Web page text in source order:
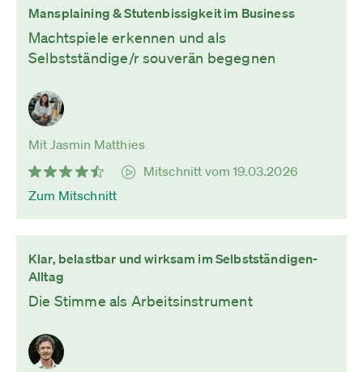
Mansplaining & Stutenbissigkeit im Business
Machtspiele erkennen und als
Selbstständige/r souverän begegnen
Mit Jasmin Matthies
Mitschnitt vom 19.03.2026
Zum Mitschnitt
Klar, belastbar und wirksam im Selbstständigen-
Alltag
Die Stimme als Arbeitsinstrument